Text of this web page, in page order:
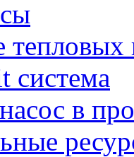
тепловых
система
в